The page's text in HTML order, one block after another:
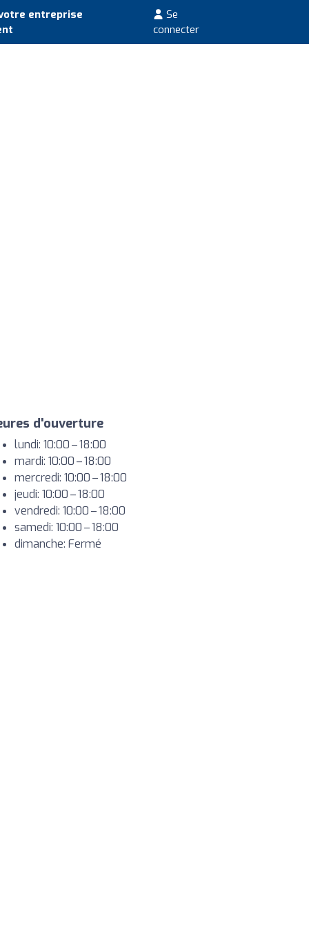
entreprise
Se
connecter
d'ouverture
lundi: 10:00 – 18:00
mardi: 10:00 – 18:00
mercredi: 10:00 – 18:00
jeudi: 10:00 – 18:00
vendredi: 10:00 – 18:00
samedi: 10:00 – 18:00
dimanche: Fermé